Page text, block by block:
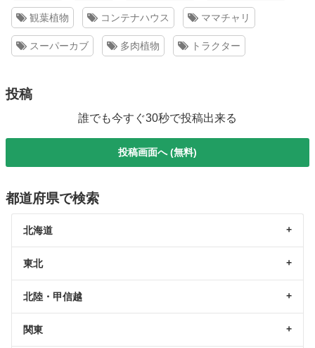
観葉植物 コンテナハウス ママチャリ
スーパーカブ 多肉植物 トラクター
投稿
誰でも今すぐ30秒で投稿出来る
投稿画面へ (無料)
都道府県で検索
北海道
東北
北陸・甲信越
関東